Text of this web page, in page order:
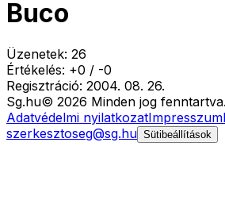
Buco
Üzenetek: 26
Értékelés: +0 / -0
Regisztráció: 2004. 08. 26.
Sg.hu© 2026 Minden jog fenntartva.
Adatvédelmi nyilatkozatImpresszum
szerkesztoseg@sg.hu Sütibeállítások